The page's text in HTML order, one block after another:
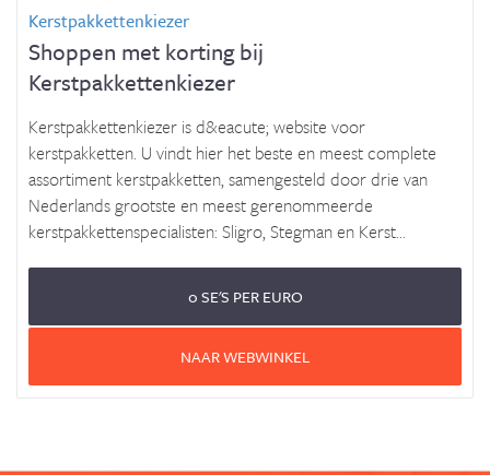
Kerstpakkettenkiezer
Shoppen met korting bij
Kerstpakkettenkiezer
Kerstpakkettenkiezer is d&eacute; website voor
kerstpakketten. U vindt hier het beste en meest complete
assortiment kerstpakketten, samengesteld door drie van
Nederlands grootste en meest gerenommeerde
kerstpakkettenspecialisten: Sligro, Stegman en Kerst...
0 SE'S PER EURO
NAAR WEBWINKEL